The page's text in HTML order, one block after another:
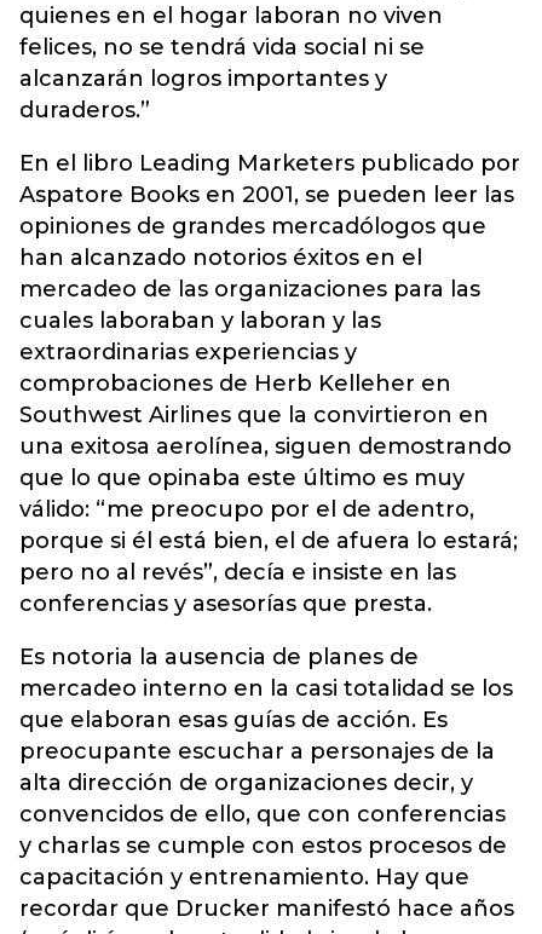
quienes en el hogar laboran no viven
felices, no se tendrá vida social ni se
alcanzarán logros importantes y
duraderos.”
En el libro Leading Marketers publicado por
Aspatore Books en 2001, se pueden leer las
opiniones de grandes mercadólogos que
han alcanzado notorios éxitos en el
mercadeo de las organizaciones para las
cuales laboraban y laboran y las
extraordinarias experiencias y
comprobaciones de Herb Kelleher en
Southwest Airlines que la convirtieron en
una exitosa aerolínea, siguen demostrando
que lo que opinaba este último es muy
válido: “me preocupo por el de adentro,
porque si él está bien, el de afuera lo estará;
pero no al revés”, decía e insiste en las
conferencias y asesorías que presta.
Es notoria la ausencia de planes de
mercadeo interno en la casi totalidad se los
que elaboran esas guías de acción. Es
preocupante escuchar a personajes de la
alta dirección de organizaciones decir, y
convencidos de ello, que con conferencias
y charlas se cumple con estos procesos de
capacitación y entrenamiento. Hay que
recordar que Drucker manifestó hace años